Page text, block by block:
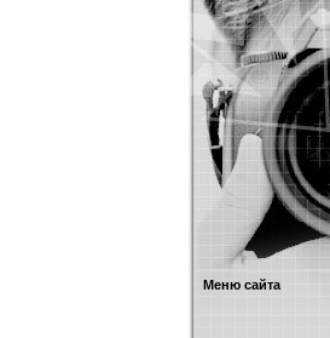
Меню сайта